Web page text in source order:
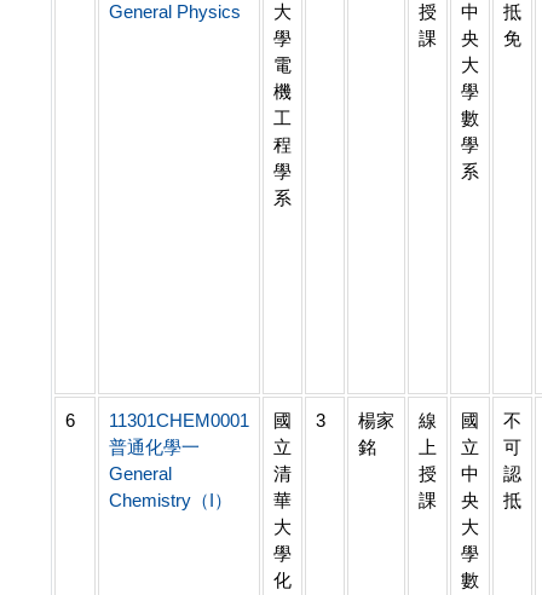
General Physics
大
學
電
機
工
程
學
系
授
課
中
央
大
學
數
學
系
抵
免
6
11301CHEM0001
普通化學一
General
Chemistry（I）
國
立
清
華
大
學
化
3
楊家
銘
線
上
授
課
國
立
中
央
大
學
數
不
可
認
抵